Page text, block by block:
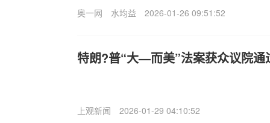
奥一网 水均益 2026-01-26 09:51:52
特朗?普“大—而美”法案获众议院通
上观新闻 2026-01-29 04:10:52